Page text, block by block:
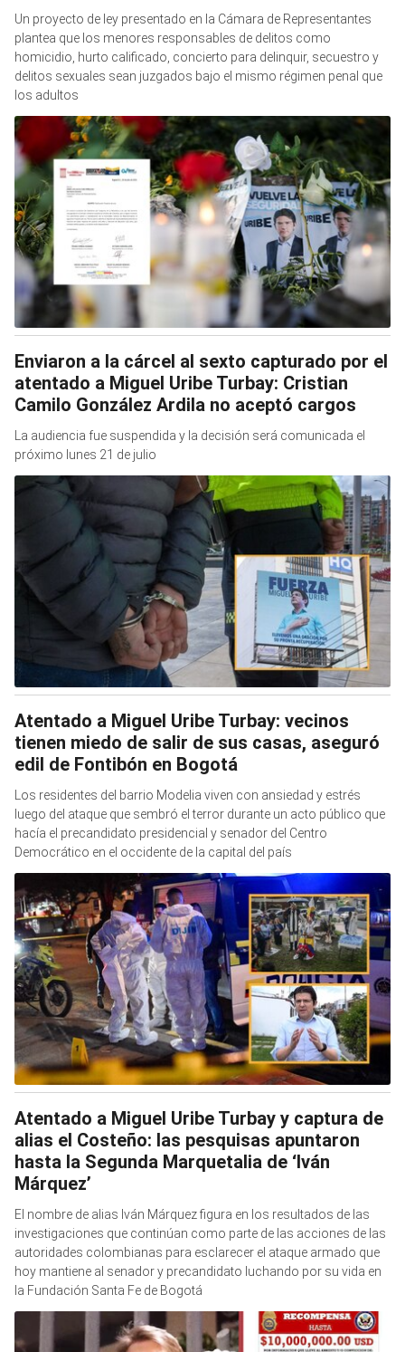
Un proyecto de ley presentado en la Cámara de Representantes
plantea que los menores responsables de delitos como
homicidio, hurto calificado, concierto para delinquir, secuestro y
delitos sexuales sean juzgados bajo el mismo régimen penal que
los adultos
Enviaron a la cárcel al sexto capturado por el
atentado a Miguel Uribe Turbay: Cristian
Camilo González Ardila no aceptó cargos
La audiencia fue suspendida y la decisión será comunicada el
próximo lunes 21 de julio
Atentado a Miguel Uribe Turbay: vecinos
tienen miedo de salir de sus casas, aseguró
edil de Fontibón en Bogotá
Los residentes del barrio Modelia viven con ansiedad y estrés
luego del ataque que sembró el terror durante un acto público que
hacía el precandidato presidencial y senador del Centro
Democrático en el occidente de la capital del país
Atentado a Miguel Uribe Turbay y captura de
alias el Costeño: las pesquisas apuntaron
hasta la Segunda Marquetalia de ‘Iván
Márquez’
El nombre de alias Iván Márquez figura en los resultados de las
investigaciones que continúan como parte de las acciones de las
autoridades colombianas para esclarecer el ataque armado que
hoy mantiene al senador y precandidato luchando por su vida en
la Fundación Santa Fe de Bogotá